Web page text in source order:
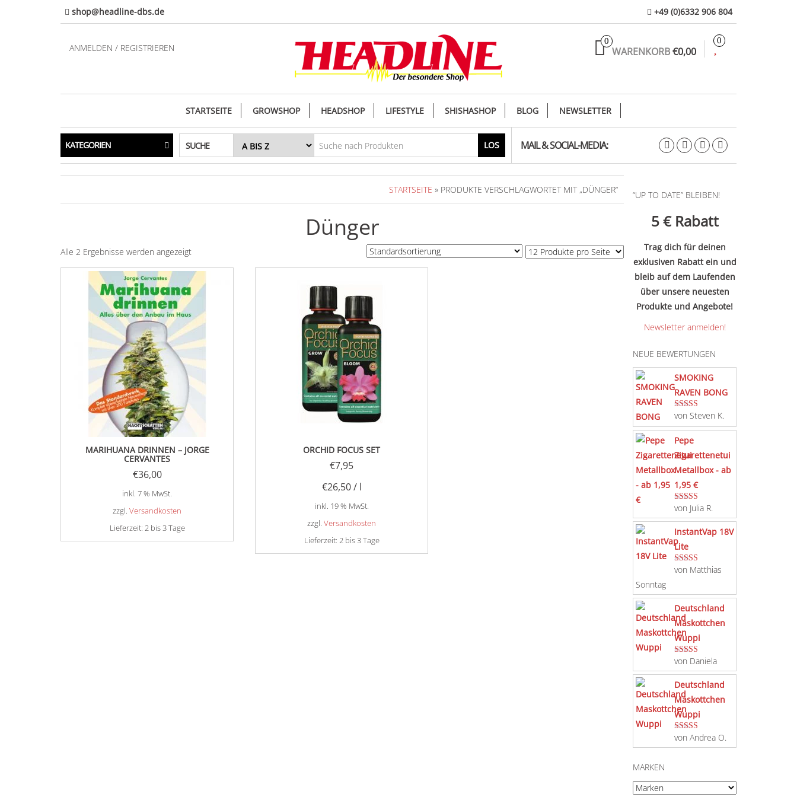
shop@headline-dbs.de +49 (0)6332 906 804
ANMELDEN / REGISTRIEREN
0
WARENKORB€0,00
0
STARTSEITE GROWSHOP HEADSHOP LIFESTYLE SHISHASHOP BLOG NEWSLETTER
KATEGORIEN SUCHE LOS MAIL & SOCIAL-MEDIA:
STARTSEITE » PRODUKTE VERSCHLAGWORTET MIT „DÜNGER“
Dünger
Alle 2 Ergebnisse werden angezeigt
MARIHUANA DRINNEN – JORGE
CERVANTES
€36,00
inkl. 7 % MwSt.
zzgl.Versandkosten
Lieferzeit: 2 bis 3 Tage
ORCHID FOCUS SET
€7,95
€26,50/ l
inkl. 19 % MwSt.
zzgl.Versandkosten
Lieferzeit: 2 bis 3 Tage
“UP TO DATE” BLEIBEN!
5 € Rabatt
Trag dich für deinen
exklusiven Rabatt ein und
bleib auf dem Laufenden
über unsere neuesten
Produkte und Angebote!
Newsletter anmelden!
NEUE BEWERTUNGEN
SMOKING
RAVEN BONG
Bewertet mit
5von 5
von Steven K.
Pepe
Zigarettenetui
Metallbox - ab
1,95 €
Bewertet mit
5von 5
von Julia R.
InstantVap 18V
Lite
Bewertet mit
von Matthias
Sonntag
Deutschland
Maskottchen
Wuppi
Bewertet mit
5von 5
von Daniela
Deutschland
Maskottchen
Wuppi
Bewertet mit
5von 5
von Andrea O.
MARKEN